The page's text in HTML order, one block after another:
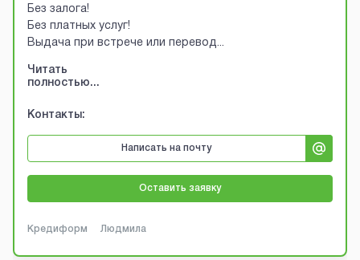
Без залога!
Без платных услуг!
Выдача при встрече или перевод...
Читать
полностью...
Контакты:
Написать на почту
Оставить заявку
Кредиформ Людмила